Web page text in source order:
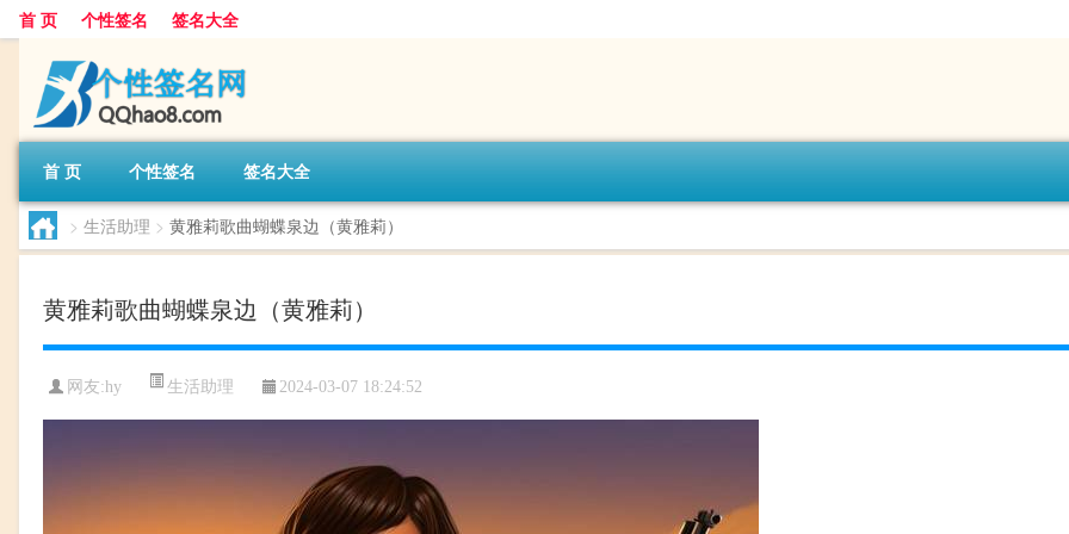
首 页 个性签名 签名大全
首 页 个性签名 签名大全
> 生活助理 > 黄雅莉歌曲蝴蝶泉边（黄雅莉）
黄雅莉歌曲蝴蝶泉边（黄雅莉）
网友:hy 生活助理 2024-03-07 18:24:52